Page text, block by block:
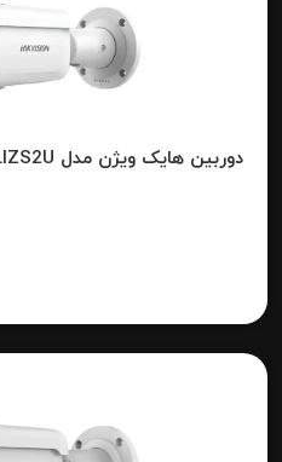
دوربین هایک ویژن مدل DS-2CD2683G2-LIZS2U